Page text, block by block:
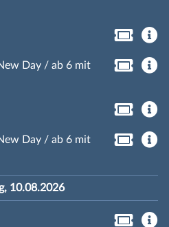
Day / ab 6 mit
Day / ab 6 mit
10.08.2026